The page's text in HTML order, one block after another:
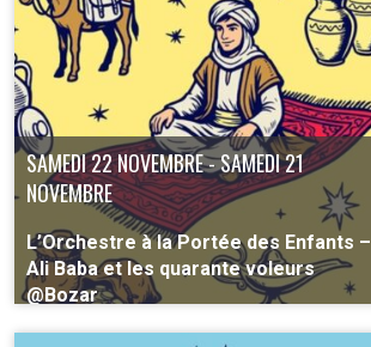
SAMEDI 22 NOVEMBRE - SAMEDI 21
NOVEMBRE
L’Orchestre à la Portée des Enfants –
Ali Baba et les quarante voleurs
@Bozar